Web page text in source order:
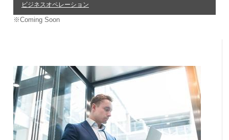
ビジネスオペレーション
※Coming Soon